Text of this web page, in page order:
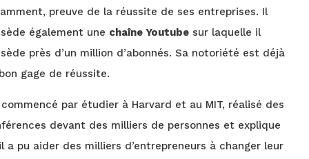
preuve de la réussite de ses entreprises. Il
également une chaîne Youtube sur laquelle il
près d’un million d’abonnés. Sa notoriété est déjà
gage de réussite.
par étudier à Harvard et au MIT, réalisé des
devant des milliers de personnes et explique
a pu aider des milliers d’entrepreneurs à changer leur